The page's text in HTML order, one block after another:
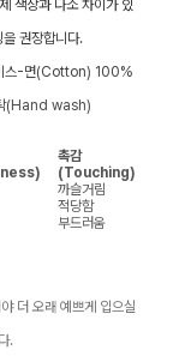
색상과 다소 차이가 있
권장합니다.
스-면(Cotton) 100%
(Hand wash)
촉감
(Touching)
까슬거림
적당함
부드러움
더 오래 예쁘게 입으실
.